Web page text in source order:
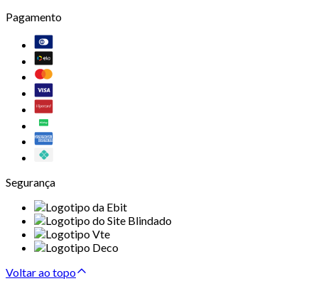
Pagamento
Segurança
Voltar ao topo